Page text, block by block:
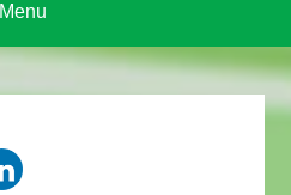
Menu